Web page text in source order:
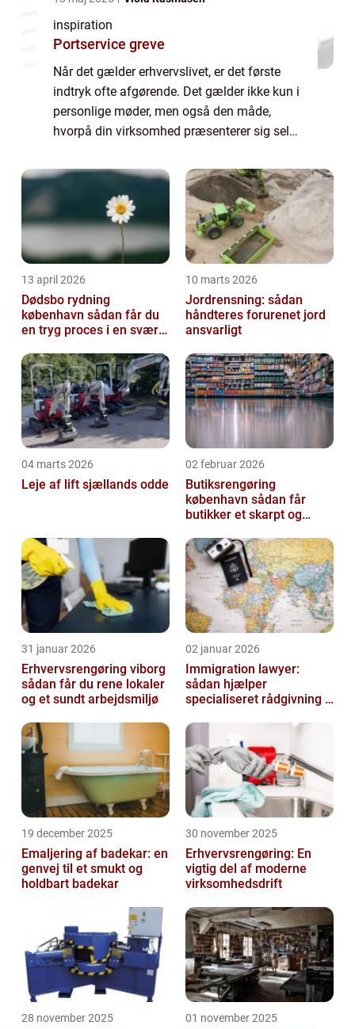
inspiration
Portservice greve
Når det gælder erhvervslivet, er det første
indtryk ofte afgørende. Det gælder ikke kun i
personlige møder, men også den måde,
hvorpå din virksomhed præsenterer sig selv
13 april 2026
Dødsbo rydning
københavn sådan får du
en tryg proces i en svær
10 marts 2026
Jordrensning: sådan
håndteres forurenet jord
ansvarligt
04 marts 2026
Leje af lift sjællands odde
02 februar 2026
Butiksrengøring
københavn sådan får
butikker et skarpt og
31 januar 2026
Erhvervsrengøring viborg
sådan får du rene lokaler
og et sundt arbejdsmiljø
02 januar 2026
Immigration lawyer:
sådan hjælper
specialiseret rådgivning i
19 december 2025
Emaljering af badekar: en
genvej til et smukt og
holdbart badekar
30 november 2025
Erhvervsrengøring: En
vigtig del af moderne
virksomhedsdrift
28 november 2025 01 november 2025